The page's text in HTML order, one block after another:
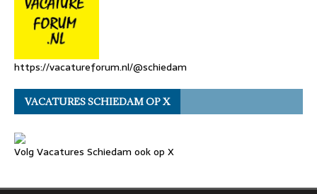
https://vacatureforum.nl/@schiedam
VACATURES SCHIEDAM OP X
Volg Vacatures Schiedam ook op X